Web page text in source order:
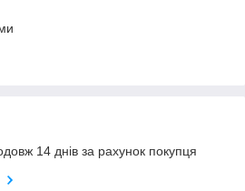
14 днів за рахунок покупця